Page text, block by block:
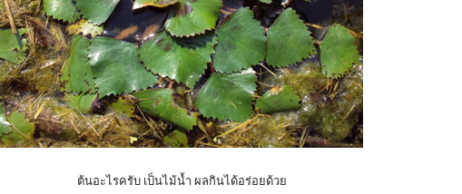
ต้นอะไรครับ เป็นไม้น้ำ ผลกินได้อร่อยด้วย